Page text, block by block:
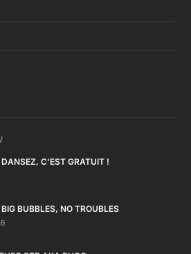
C'EST GRATUIT !
BUBBLES, NO TROUBLES